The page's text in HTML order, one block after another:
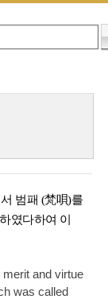
범패 (梵唄)를
였다하여 이
and virtue
was called